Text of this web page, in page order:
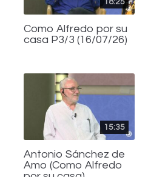
Como Alfredo por su
casa P3/3 (16/07/26)
15:35
Antonio Sánchez de
Amo (Como Alfredo